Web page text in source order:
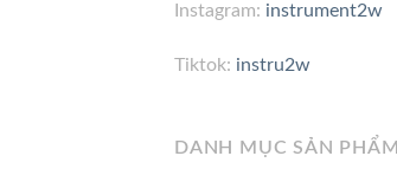
Instagram: instrument2w
Tiktok: instru2w
DANH MỤC SẢN PHẨM